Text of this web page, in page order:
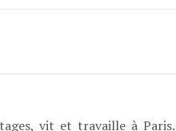
vit et travaille à Paris.